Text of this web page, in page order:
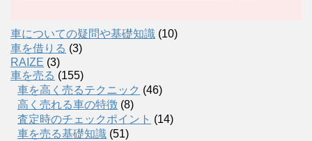
車についての疑問や基礎知識 (10)
車を借りる (3)
RAIZE (3)
車を売る (155)
車を高く売るテクニック (46)
高く売れる車の特徴 (8)
査定時のチェックポイント (14)
車を売る基礎知識 (51)